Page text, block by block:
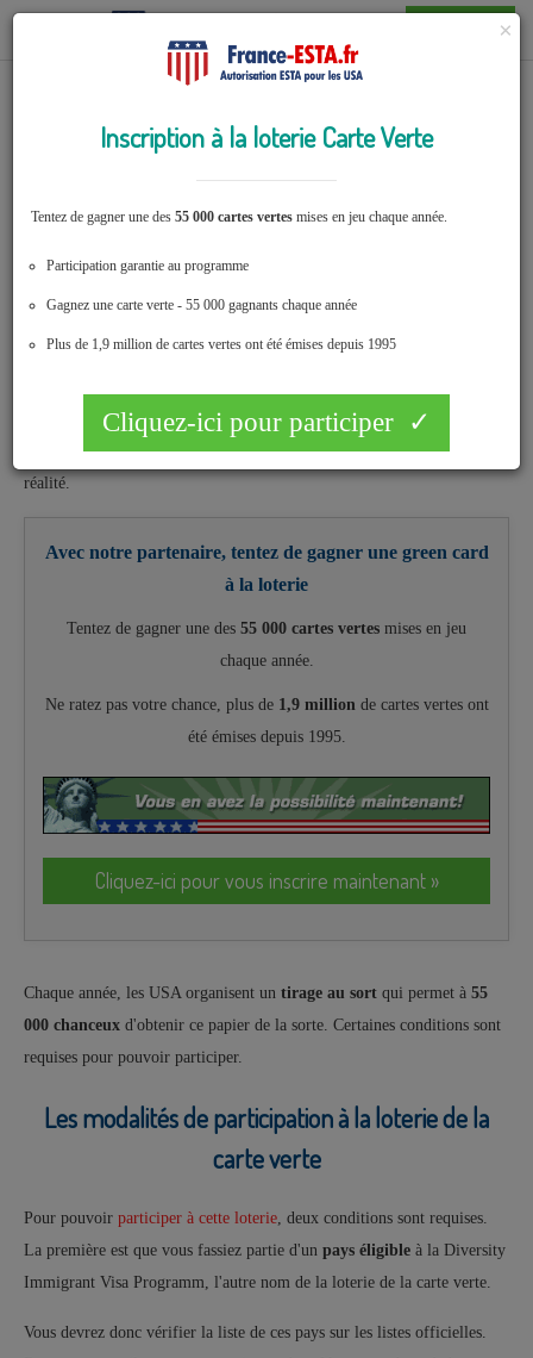
Faire mon ESTA
Comment gagner la carte verte en participant à une
loterie ?
La précieuse carte verte donnant le droit de travailler aux États-Unis
empêche de tenter votre chance à laloterie. Cela peut sembler saugrenu
de jouer pour obtenir ce permis de travail et pourtant c'est bien la
réalité.
Avec notre partenaire, tentez de gagner une green card
à la loterie
Tentez de gagner une des 55 000 cartes vertes mises en jeu
chaque année.
Ne ratez pas votre chance, plus de 1,9 million de cartes vertes ont
été émises depuis 1995.
Cliquez-ici pour vous inscrire maintenant »
×
Inscription à la loterie Carte Verte
Tentez de gagner une des 55 000 cartes vertes mises en jeu chaque année.
Participation garantie au programme
Gagnez une carte verte - 55 000 gagnants chaque année
Plus de 1,9 million de cartes vertes ont été émises depuis 1995
Cliquez-ici pour participer ✓
Chaque année, les USA organisent un tirage au sort qui permet à 55
000 chanceux d'obtenir ce papier de la sorte. Certaines conditions sont
requises pour pouvoir participer.
Les modalités de participation à la loterie de la
carte verte
Pour pouvoir participer à cette loterie , deux conditions sont requises.
La première est que vous fassiez partie d'un pays éligible à la Diversity
Immigrant Visa Programm, l'autre nom de la loterie de la carte verte.
Vous devrez donc vérifier la liste de ces pays sur les listes officielles.